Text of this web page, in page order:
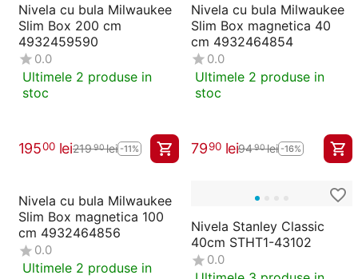
Nivela cu bula Milwaukee
Slim Box 200 cm
4932459590
0.0
Ultimele 2 produse in
stoc
19500 lei21990lei -11%
Nivela cu bula Milwaukee
Slim Box magnetica 40
cm 4932464854
0.0
Ultimele 2 produse in
stoc
7990 lei9490lei -16%
Nivela cu bula Milwaukee
Slim Box magnetica 100
cm 4932464856
0.0
Ultimele 2 produse in
Nivela Stanley Classic
40cm STHT1-43102
0.0